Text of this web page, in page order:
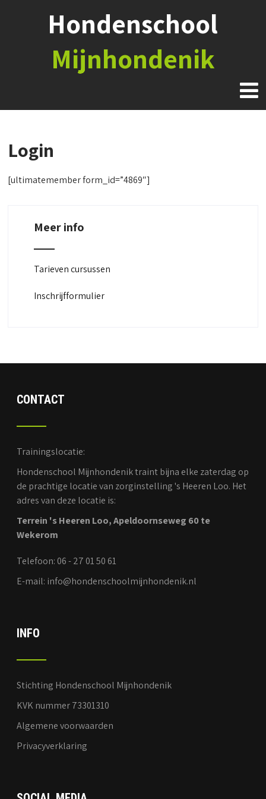
Hondenschool
Mijnhondenik
Login
[ultimatemember form_id=”4869″]
Meer info
Tarieven cursussen
Inschrijfformulier
CONTACT
Trainingslocatie:
Hondenschool Mijnhondenik traint bijna elke zaterdag op
de prachtige locatie van zorginstelling 's Heeren Loo. Het
adres van deze locatie is:
Terrein 's Heeren Loo, Apeldoornseweg 60 te
Wekerom
Telefoon: 06 - 27 01 50 61
E-mail: info@hondenschoolmijnhondenik.nl
INFO
Stichting Hondenschool Mijnhondenik
KVK nummer 73301310
Algemene voorwaarden
Privacyverklaring